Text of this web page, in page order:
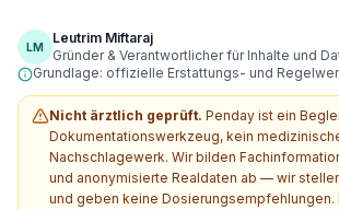
LM
Leutrim Miftaraj
Gründer & Verantwortlicher für Inhalte und
Grundlage: offizielle Erstattungs- und
Nicht ärztlich geprüft. Penday ist ein
Dokumentationswerkzeug, kein
Nachschlagewerk. Wir bilden
und anonymisierte Realdaten ab — wir
und geben keine Dosierungsempfehlungen.